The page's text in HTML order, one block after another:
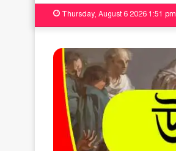
Thursday, August 6 2026 1:51 pm